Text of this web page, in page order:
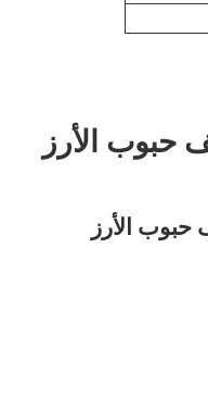
حبوب الأرز
الأرز